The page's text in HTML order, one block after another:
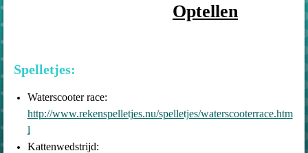
Optellen
Spelletjes:
Waterscooter race:
http://www.rekenspelletjes.nu/spelletjes/waterscooterrace.htm
l
Kattenwedstrijd: